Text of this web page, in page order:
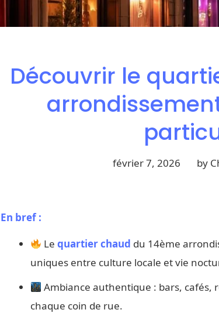
Découvrir le
février 7, 2026 by
En bref :
Lequartier chaud du 14ème
uniques entre culture locale et vie
Ambiance authentique : bars, cafés,
chaque coin de rue.